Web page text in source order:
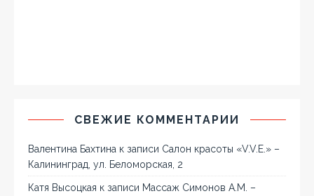
СВЕЖИЕ КОММЕНТАРИИ
Валентина Бахтина к записи Салон красоты «V.V.E.» –
Калининград, ул. Беломорская, 2
Катя Высоцкая к записи Массаж Симонов А.М. –